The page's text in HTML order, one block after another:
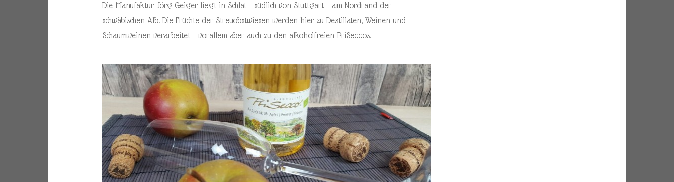
Die Manufaktur Jörg Geiger liegt in Schlat – südlich von Stuttgart – am Nordrand der
schwäbischen Alb. Die Früchte der Streuobstwiesen werden hier zu Destillaten, Weinen und
Schaumweinen verarbeitet – vorallem aber auch zu den alkoholfreien PriSeccos.